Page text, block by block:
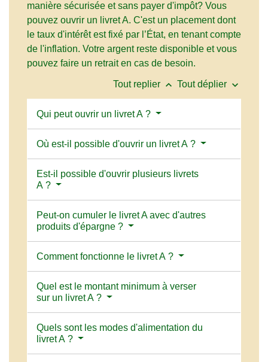
manière sécurisée et sans payer d'impôt? Vous
pouvez ouvrir un livret A. C'est un placement dont
le taux d'intérêt est fixé par l’État, en tenant compte
de l'inflation. Votre argent reste disponible et vous
pouvez faire un retrait en cas de besoin.
Tout replier keyboard_arrow_up Tout déplier keyboard_arrow_down
Qui peut ouvrir un livret A ?
Où est-il possible d'ouvrir un livret A ?
Est-il possible d'ouvrir plusieurs livrets
A ?
Peut-on cumuler le livret A avec d'autres
produits d'épargne ?
Comment fonctionne le livret A ?
Quel est le montant minimum à verser
sur un livret A ?
Quels sont les modes d'alimentation du
livret A ?